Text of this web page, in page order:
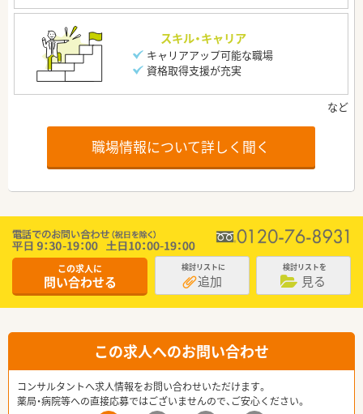
スキル・キャリア
キャリアアップ可能な職場
資格取得支援が充実
職場情報について詳しく聞く
この求人に
問い合わせる
検討リストに
追加
検討リストを
見る
この求人へのお問い合わせ
コンサルタントへ求人情報をお問い合わせいただけます。
薬局・病院等への直接応募ではございませんので、ご安心ください。